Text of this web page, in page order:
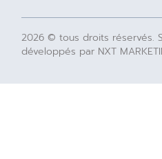
2026 © tous droits réservés.
développés par NXT